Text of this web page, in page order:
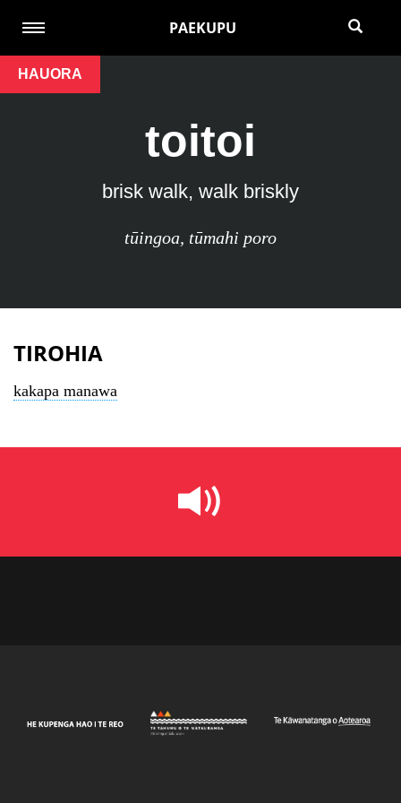
PAEKUPU
HAUORA
toitoi
brisk walk, walk briskly
tūingoa, tūmahi poro
TIROHIA
kakapa manawa